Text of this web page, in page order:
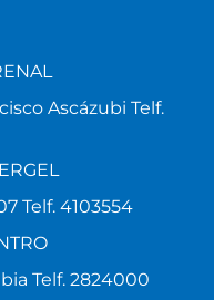
Ascázubi Telf.
Telf. 4103554
Telf. 2824000